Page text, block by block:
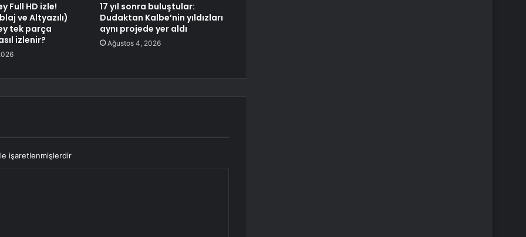
Full HD izle!
ve Altyazılı)
tek parça
izlenir?
17 yıl sonra buluştular:
Dudaktan Kalbe’nin yıldızları
aynı projede yer aldı
Ağustos 4, 2026
işaretlenmişlerdir